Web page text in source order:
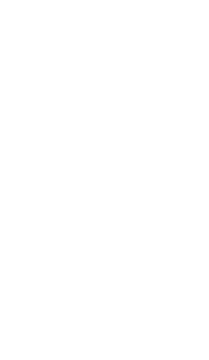
mano. También utilizamos finger,
estamos constantemente
recuperados sin sellar pueden ser
también podemos lograr un
en que recibe la confirmación de su
uso.